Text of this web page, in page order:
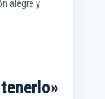
alegre y